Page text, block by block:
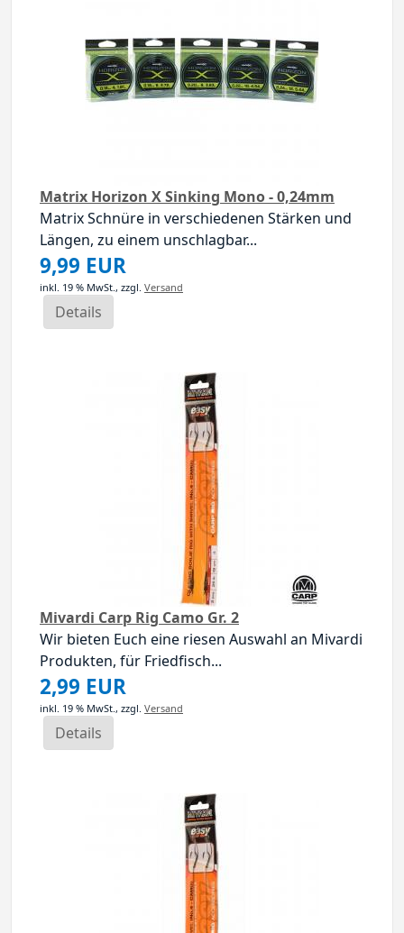
Matrix Horizon X Sinking Mono - 0,24mm
Matrix Schnüre in verschiedenen Stärken und
Längen, zu einem unschlagbar...
9,99 EUR
inkl. 19 % MwSt., zzgl. Versand
Details
Mivardi Carp Rig Camo Gr. 2
Wir bieten Euch eine riesen Auswahl an Mivardi
Produkten, für Friedfisch...
2,99 EUR
inkl. 19 % MwSt., zzgl. Versand
Details